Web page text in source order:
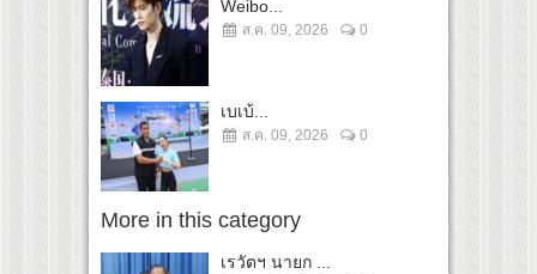
Weibo...
ส.ค. 09, 2026 0
เบเบ้...
ส.ค. 09, 2026 0
More in this category
เรวัตฯ นายก ...